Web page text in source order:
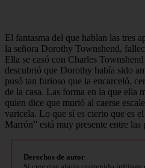
El fantasma del que hablan las tres
la señora Dorothy Townshend,
Ella se casó con Charles
descubrió que Dorothy había sido
pusó tan furioso que la encarceló,
de la casa. Las forma en la que ella
quien dice que murió al caerse
varicela. Lo que sí es cierto que es
Marrón” está muy presente entre
Derechos de autor